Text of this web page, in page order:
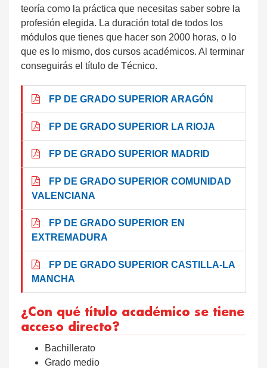
teoría como la práctica que necesitas saber sobre la
profesión elegida. La duración total de todos los
módulos que tienes que hacer son 2000 horas, o lo
que es lo mismo, dos cursos académicos. Al terminar
conseguirás el título de Técnico.
FP DE GRADO SUPERIOR ARAGÓN
FP DE GRADO SUPERIOR LA RIOJA
FP DE GRADO SUPERIOR MADRID
FP DE GRADO SUPERIOR COMUNIDAD
VALENCIANA
FP DE GRADO SUPERIOR EN
EXTREMADURA
FP DE GRADO SUPERIOR CASTILLA-LA
MANCHA
¿Con qué título académico se tiene
acceso directo?
Bachillerato
Grado medio